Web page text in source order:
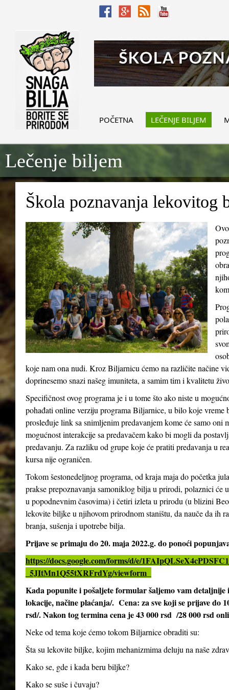
POČETNA LEČENJE BILJEM
Lečenje biljem
Škola poznavanja lekovitog
koje nam ona nudi. Kroz Biljarnicu ćemo na različite načine
doprinesemo snazi našeg imuniteta, a samim tim i kvalitetu
Specifičnost ovog programa je i u tome što ako niste u
pohađati online verziju programa Biljarnice, u bilo koje vreme
prosleđuje link sa snimljenim predavanjem kome će samo
mogućnost interakcije sa predavačem kako bi mogli da
predavanju. Za razliku od grupe koje će pratiti predavanja u
kursa nije ograničen.
Tokom šestonedeljnog programa, od kraja maja do početka
prakse prepoznavanja samoniklog bilja u prirodi, polaznici će
u popodnevnim časovima) i četiri izleta u prirodu (u blizini
lekovite biljke u njihovom prirodnom staništu, da nauče da ih
branja, sušenja i upotrebe bilja.
Prijave se primaju do 20. maja 2022.g. do ponoći
https://docs.google.com/forms/d/e/
_5JItMn1Q55tXRFrdYg/viewform
Kada popunite i pošaljete formular šaljemo vam
lokacije, načine plaćanja/. Cena: za sve koji se prijave do
rsd/. Nakon tog termina cena je 43 000 rsd /28 000 rsd
Neke od tema koje ćemo tokom Biljarnice obraditi su:
Šta su lekovite biljke, kojim mehanizmima deluju na naše
Kako se, gde i kada beru biljke?
Kako se suše i čuvaju?